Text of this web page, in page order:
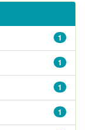
1
1
1
1